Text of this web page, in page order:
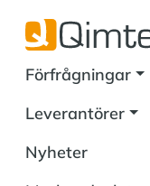
Förfrågningar
Leverantörer
Nyheter